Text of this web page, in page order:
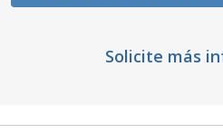
Solicite más